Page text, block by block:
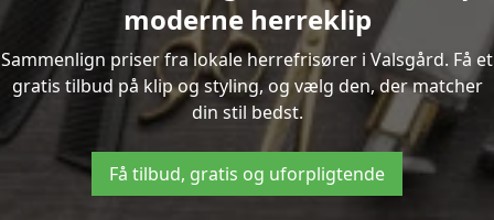
moderne herreklip
Sammenlign priser fra lokale herrefrisører i Valsgård. Få et
gratis tilbud på klip og styling, og vælg den, der matcher
din stil bedst.
Få tilbud, gratis og uforpligtende